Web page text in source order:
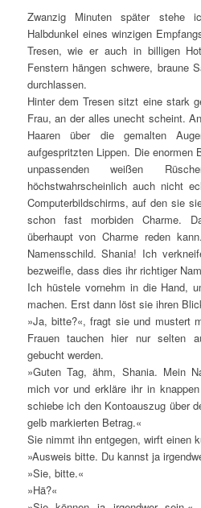
Zwanzig Minuten später stehe
Halbdunkel eines winzigen
Tresen, wie er auch in billigen
Fenstern hängen schwere, braune
durchlassen.
Hinter dem Tresen sitzt eine stark
Frau, an der alles unecht scheint.
Haaren über die gemalten
aufgespritzten Lippen. Die enormen
unpassenden weißen
höchstwahrscheinlich auch nicht
Computerbildschirms, auf den sie
schon fast morbiden Charme.
überhaupt von Charme reden
Namensschild. Shania! Ich
bezweifle, dass dies ihr richtiger
Ich hüstele vornehm in die Hand,
machen. Erst dann löst sie ihren
»Ja, bitte?«, fragt sie und mustert
Frauen tauchen hier nur selten
gebucht werden.
»Guten Tag, ähm, Shania. Mein
mich vor und erkläre ihr in
schiebe ich den Kontoauszug über
gelb markierten Betrag.«
Sie nimmt ihn entgegen, wirft einen
»Ausweis bitte. Du kannst ja
»Sie, bitte.«
»Hä?«